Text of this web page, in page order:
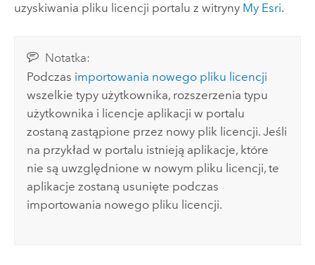
uzyskiwania pliku licencji portalu z witryny My Esri.
Notatka:
Podczas importowania nowego pliku licencji
wszelkie typy użytkownika, rozszerzenia typu
użytkownika i licencje aplikacji w portalu
zostaną zastąpione przez nowy plik licencji. Jeśli
na przykład w portalu istnieją aplikacje, które
nie są uwzględnione w nowym pliku licencji, te
aplikacje zostaną usunięte podczas
importowania nowego pliku licencji.